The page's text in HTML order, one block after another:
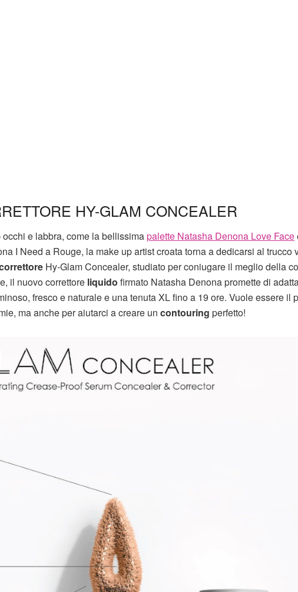
HY-GLAM CONCEALER
e labbra, come la bellissimapalette Natasha Denona Love Face
I Need a Rouge, la make up artist croata torna a dedicarsi al trucco
Hy-Glam Concealer, studiato per coniugare il meglio della
il nuovo correttore liquido firmato Natasha Denona promette di
fresco e naturale e una tenuta XL fino a 19 ore. Vuole essere il
ma anche per aiutarci a creare un contouring perfetto!